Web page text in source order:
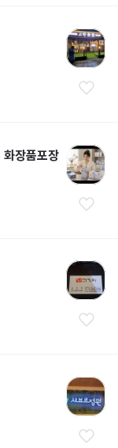
장품포장